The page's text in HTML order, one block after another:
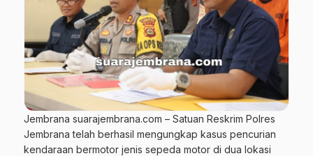
Jembrana suarajembrana.com – Satuan Reskrim Polres
Jembrana telah berhasil mengungkap kasus pencurian
kendaraan bermotor jenis sepeda motor di dua lokasi